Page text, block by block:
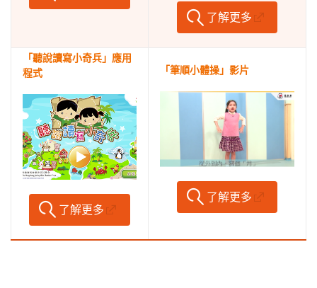
了解更多
「聽說讀寫小奇兵」應用
程式
了解更多
「筆順小體操」影片
了解更多